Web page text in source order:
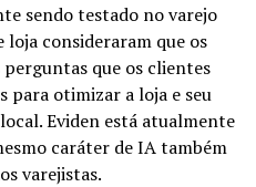
sendo testado no varejo
loja consideraram que os
que os clientes
​​para otimizar a loja e seu
Eviden está atualmente
caráter de IA também
varejistas.